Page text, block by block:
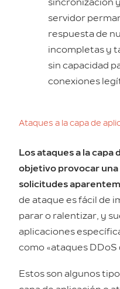
sincronización
servidor
respuesta de
incompletas y
sin capacidad
conexiones
Ataques a la capa de
Los ataques a la
objetivo provocar una
solicitudes
de ataque es fácil de
parar o ralentizar, y
aplicaciones
como «ataques DDoS
Estos son algunos